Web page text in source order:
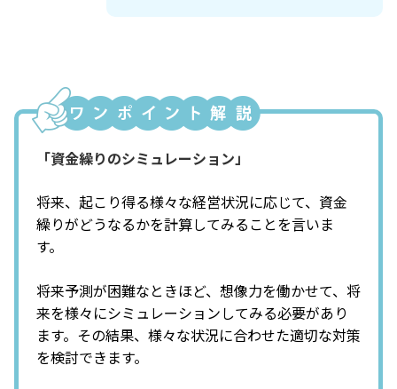
「資金繰りのシミュレーション」
将来、起こり得る様々な経営状況に応じて、資金
繰りがどうなるかを計算してみることを言いま
す。
将来予測が困難なときほど、想像力を働かせて、将
来を様々にシミュレーションしてみる必要があり
ます。その結果、様々な状況に合わせた適切な対策
を検討できます。